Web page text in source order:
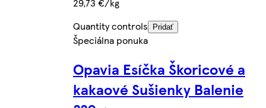
29,73 €/kg
Quantity controls
Pridať
Špeciálna ponuka
Opavia Esíčka Škoricové a
kakaové Sušienky Balenie